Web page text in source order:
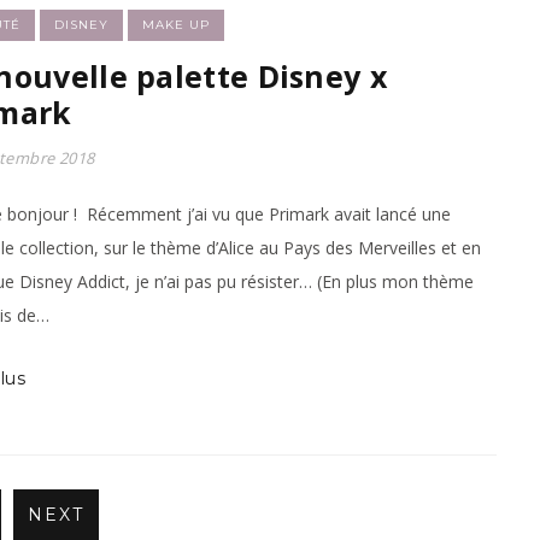
DISNEY MAKE UP
palette Disney x
2018
bonjour ! Récemment j’ai vu que Primark avait lancé une
collection, sur le thème d’Alice au Pays des Merveilles et en
Disney Addict, je n’ai pas pu résister… (En plus mon thème
de…
NEXT